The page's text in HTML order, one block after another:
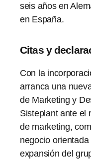
seis años en
en España.
Citas y
Con la
arranca una
de Marketing y
Sisteplant ante el
de marketing,
negocio
expansión del